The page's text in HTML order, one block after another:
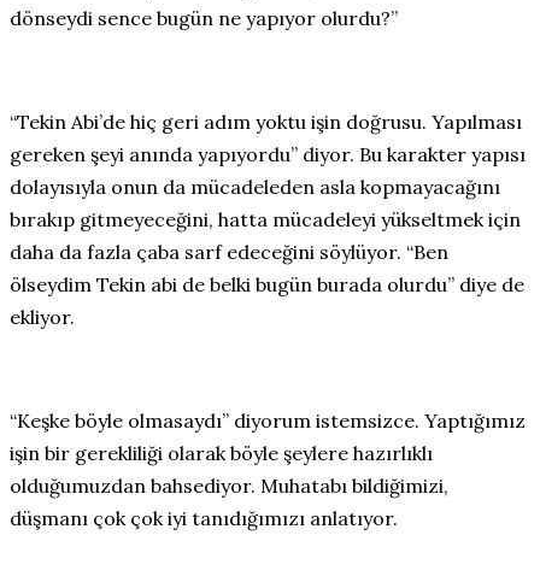
dönseydi sence bugün ne yapıyor olurdu?”
“Tekin Abi’de hiç geri adım yoktu işin doğrusu. Yapılması
gereken şeyi anında yapıyordu” diyor. Bu karakter yapısı
dolayısıyla onun da mücadeleden asla kopmayacağını
bırakıp gitmeyeceğini, hatta mücadeleyi yükseltmek için
daha da fazla çaba sarf edeceğini söylüyor. “Ben
ölseydim Tekin abi de belki bugün burada olurdu” diye de
ekliyor.
“Keşke böyle olmasaydı” diyorum istemsizce. Yaptığımız
işin bir gerekliliği olarak böyle şeylere hazırlıklı
olduğumuzdan bahsediyor. Muhatabı bildiğimizi,
düşmanı çok çok iyi tanıdığımızı anlatıyor.